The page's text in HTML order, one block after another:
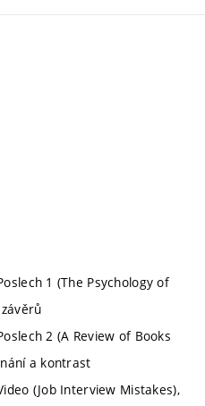
1 (The Psychology of
2 (A Review of Books
a kontrast
(Job Interview Mistakes),